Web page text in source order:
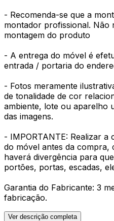
- Recomenda-se que a
montador profissional. Não
montagem do produto
- A entrega do móvel é
entrada / portaria do
- Fotos meramente
de tonalidade de cor
ambiente, lote ou aparelho
das imagens.
- IMPORTANTE: Realizar a
do móvel antes da compra,
haverá divergência para
portões, portas, escadas,
Garantia do Fabricante: 3
fabricação.
Ver descrição completa